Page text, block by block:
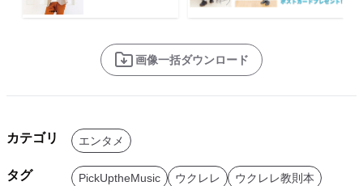
画像一括ダウンロード
カテゴリ エンタメ
タグ PickUptheMusic ウクレレ
ウクレレ教則本